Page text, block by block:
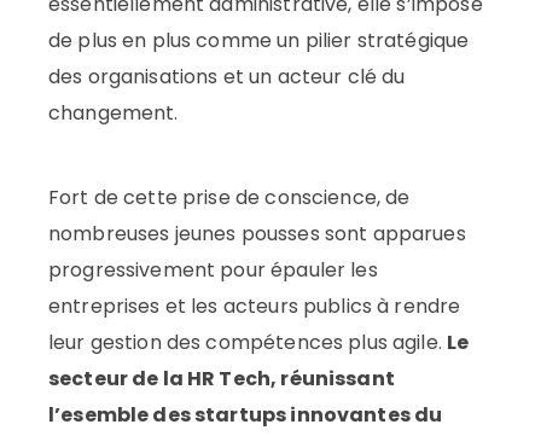
de plus en plus comme un pilier stratégique
des organisations et un acteur clé du
changement.
Fort de cette prise de conscience, de
nombreuses jeunes pousses sont apparues
progressivement pour épauler les
entreprises et les acteurs publics à rendre
leur gestion des compétences plus agile. Le
secteur de la HR Tech, réunissant
l’esemble des startups innovantes du